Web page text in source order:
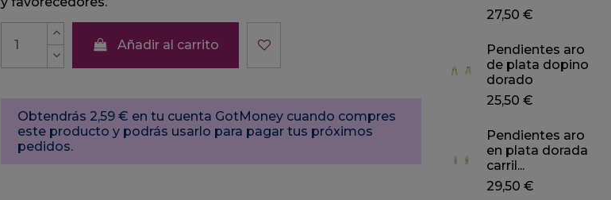
Añadir al carrito
Obtendrás 2,59 € en tu cuenta GotMoney cuando compres
este producto y podrás usarlo para pagar tus próximos
pedidos.
27,50 €
Pendientes aro
de plata dopino
dorado
25,50 €
Pendientes aro
en plata dorada
carril...
29,50 €